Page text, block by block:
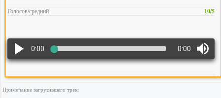
Голосов/средний 10/5
0:00 0:00
Примечание загрузившего трек: